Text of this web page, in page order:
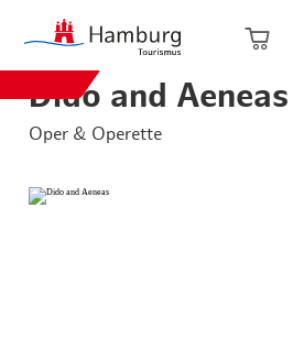
Zum
Zur
Zur
Zum
Dido and Aeneas
Oper & Operette